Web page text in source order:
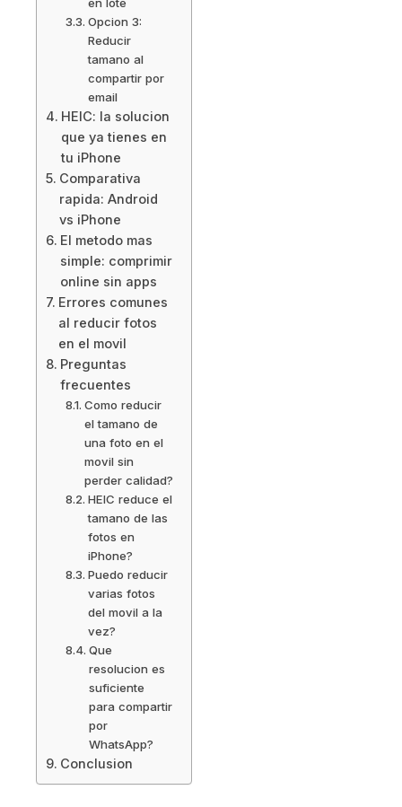
Opcion 3:
Reducir
tamano al
compartir por
email
HEIC: la solucion
que ya tienes en
tu iPhone
Comparativa
rapida: Android
vs iPhone
El metodo mas
simple: comprimir
online sin apps
Errores comunes
al reducir fotos
en el movil
Preguntas
frecuentes
Como reducir
el tamano de
una foto en el
movil sin
perder calidad?
HEIC reduce el
tamano de las
fotos en
iPhone?
Puedo reducir
varias fotos
del movil a la
vez?
Que
resolucion es
suficiente
para compartir
por
WhatsApp?
Conclusion